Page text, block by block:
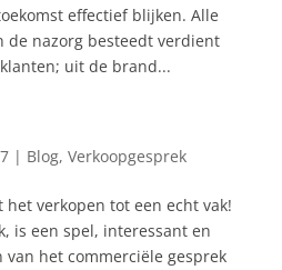
effectief blijken. Alle
de nazorg besteedt verdient
uit de brand...
| Blog, Verkoopgesprek
verkopen tot een echt vak!
is een spel, interessant en
het commerciële gesprek